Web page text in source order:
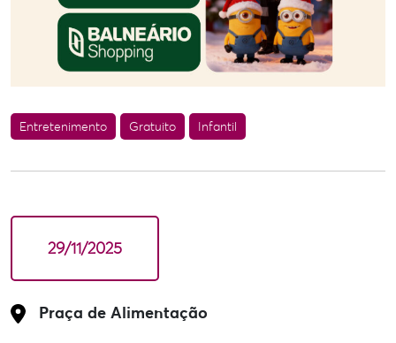
Entretenimento Gratuito Infantil
29/11/2025
Praça de Alimentação